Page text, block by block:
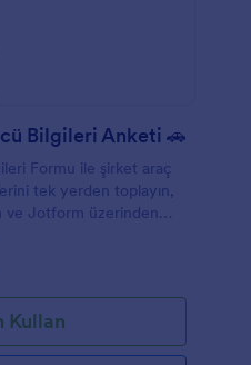
Bilgileri Anketi 🚗
Formu ile şirket araç
tek yerden toplayın,
ve Jotform üzerinden
Kullan